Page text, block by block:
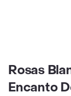
Rosas
Encanto